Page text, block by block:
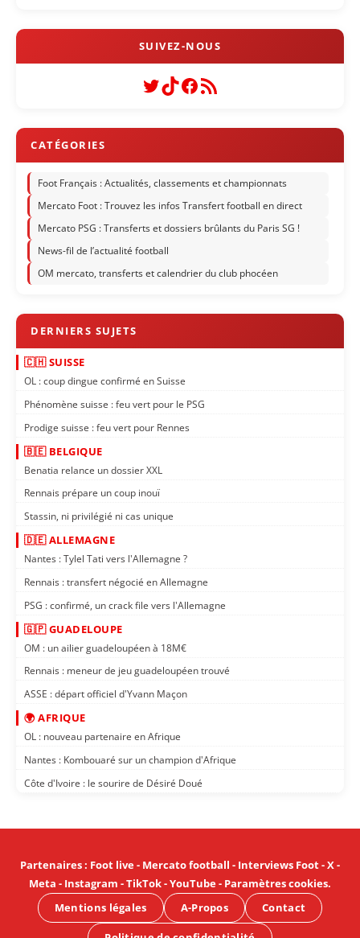
Twitter
TikTok
Facebook
Flux RSS
Foot Français : Actualités, classements et championnats
Mercato Foot : Trouvez les infos Transfert football en direct
Mercato PSG : Transferts et dossiers brûlants du Paris SG !
News-fil de l’actualité football
OM mercato, transferts et calendrier du club phocéen
🇨🇭 SUISSE
OL : coup dingue confirmé en Suisse
Phénomène suisse : feu vert pour le PSG
Prodige suisse : feu vert pour Rennes
🇧🇪 BELGIQUE
Benatia relance un dossier XXL
Rennais prépare un coup inouï
Stassin, ni privilégié ni cas unique
🇩🇪 ALLEMAGNE
Nantes : Tylel Tati vers l'Allemagne ?
Rennais : transfert négocié en Allemagne
PSG : confirmé, un crack file vers l'Allemagne
🇬🇵 GUADELOUPE
OM : un ailier guadeloupéen à 18M€
Rennais : meneur de jeu guadeloupéen trouvé
ASSE : départ officiel d'Yvann Maçon
🌍 AFRIQUE
OL : nouveau partenaire en Afrique
Nantes : Kombouaré sur un champion d'Afrique
Côte d'Ivoire : le sourire de Désiré Doué
Partenaires: Foot live- Mercato football - Interviews Foot-X-
Meta - Instagram -TikTok-YouTube- Paramètres cookies.
Mentions légales
A-Propos Contact